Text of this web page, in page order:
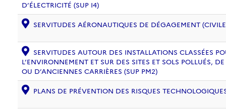
D’ÉLECTRICITÉ (SUP I4)
SERVITUDES AÉRONAUTIQUES DE DÉGAGEMENT
SERVITUDES AUTOUR DES INSTALLATIONS CLASSÉES
L’ENVIRONNEMENT ET SUR DES SITES ET SOLS POLLUÉS,
OU D’ANCIENNES CARRIÈRES (SUP PM2)
PLANS DE PRÉVENTION DES RISQUES